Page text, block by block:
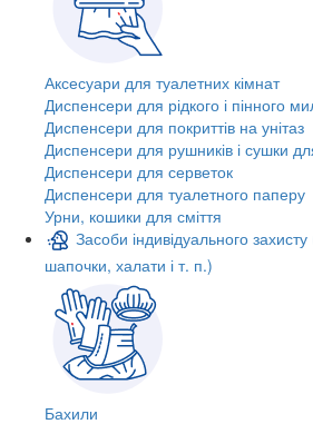
Аксесуари для туалетних кімнат
Диспенсери для рідкого і пінного
Диспенсери для покриттів на унітаз
Диспенсери для рушників і сушки
Диспенсери для серветок
Диспенсери для туалетного паперу
Урни, кошики для сміття
Засоби індивідуального
шапочки, халати і т. п.)
Бахили